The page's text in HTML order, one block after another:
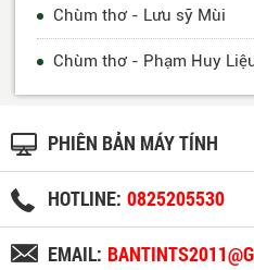
Chùm thơ - Lưu sỹ Mùi
Chùm thơ - Phạm Huy
PHIÊN BẢN MÁY TÍNH
HOTLINE: 0825205530
EMAIL: